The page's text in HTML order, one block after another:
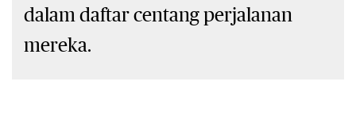
dalam daftar centang perjalanan
mereka.